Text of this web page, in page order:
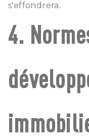
s'effondrera.
4.